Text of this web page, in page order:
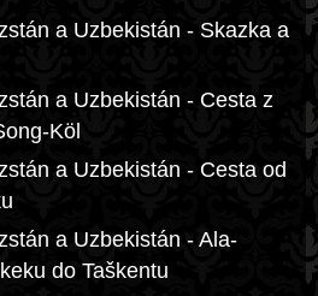
a Uzbekistán - Skazka a
a Uzbekistán - Cesta z
Köl
a Uzbekistán - Cesta od
a Uzbekistán - Ala-
do Taškentu